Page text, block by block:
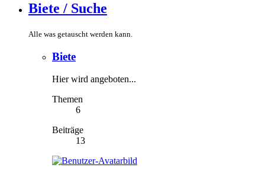
Biete / Suche
Alle was getauscht werden kann.
Biete
Hier wird angeboten...
Themen
6
Beiträge
13